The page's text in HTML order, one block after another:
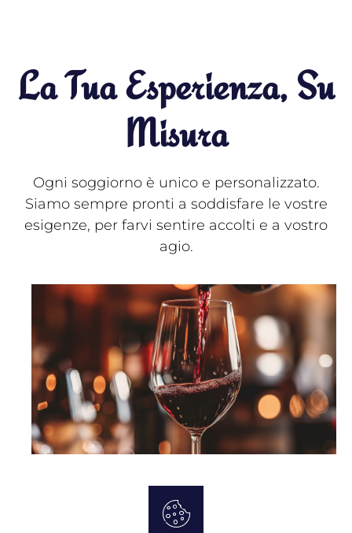
La Tua Esperienza, Su
Misura
Ogni soggiorno è unico e personalizzato.
Siamo sempre pronti a soddisfare le vostre
esigenze, per farvi sentire accolti e a vostro
agio.